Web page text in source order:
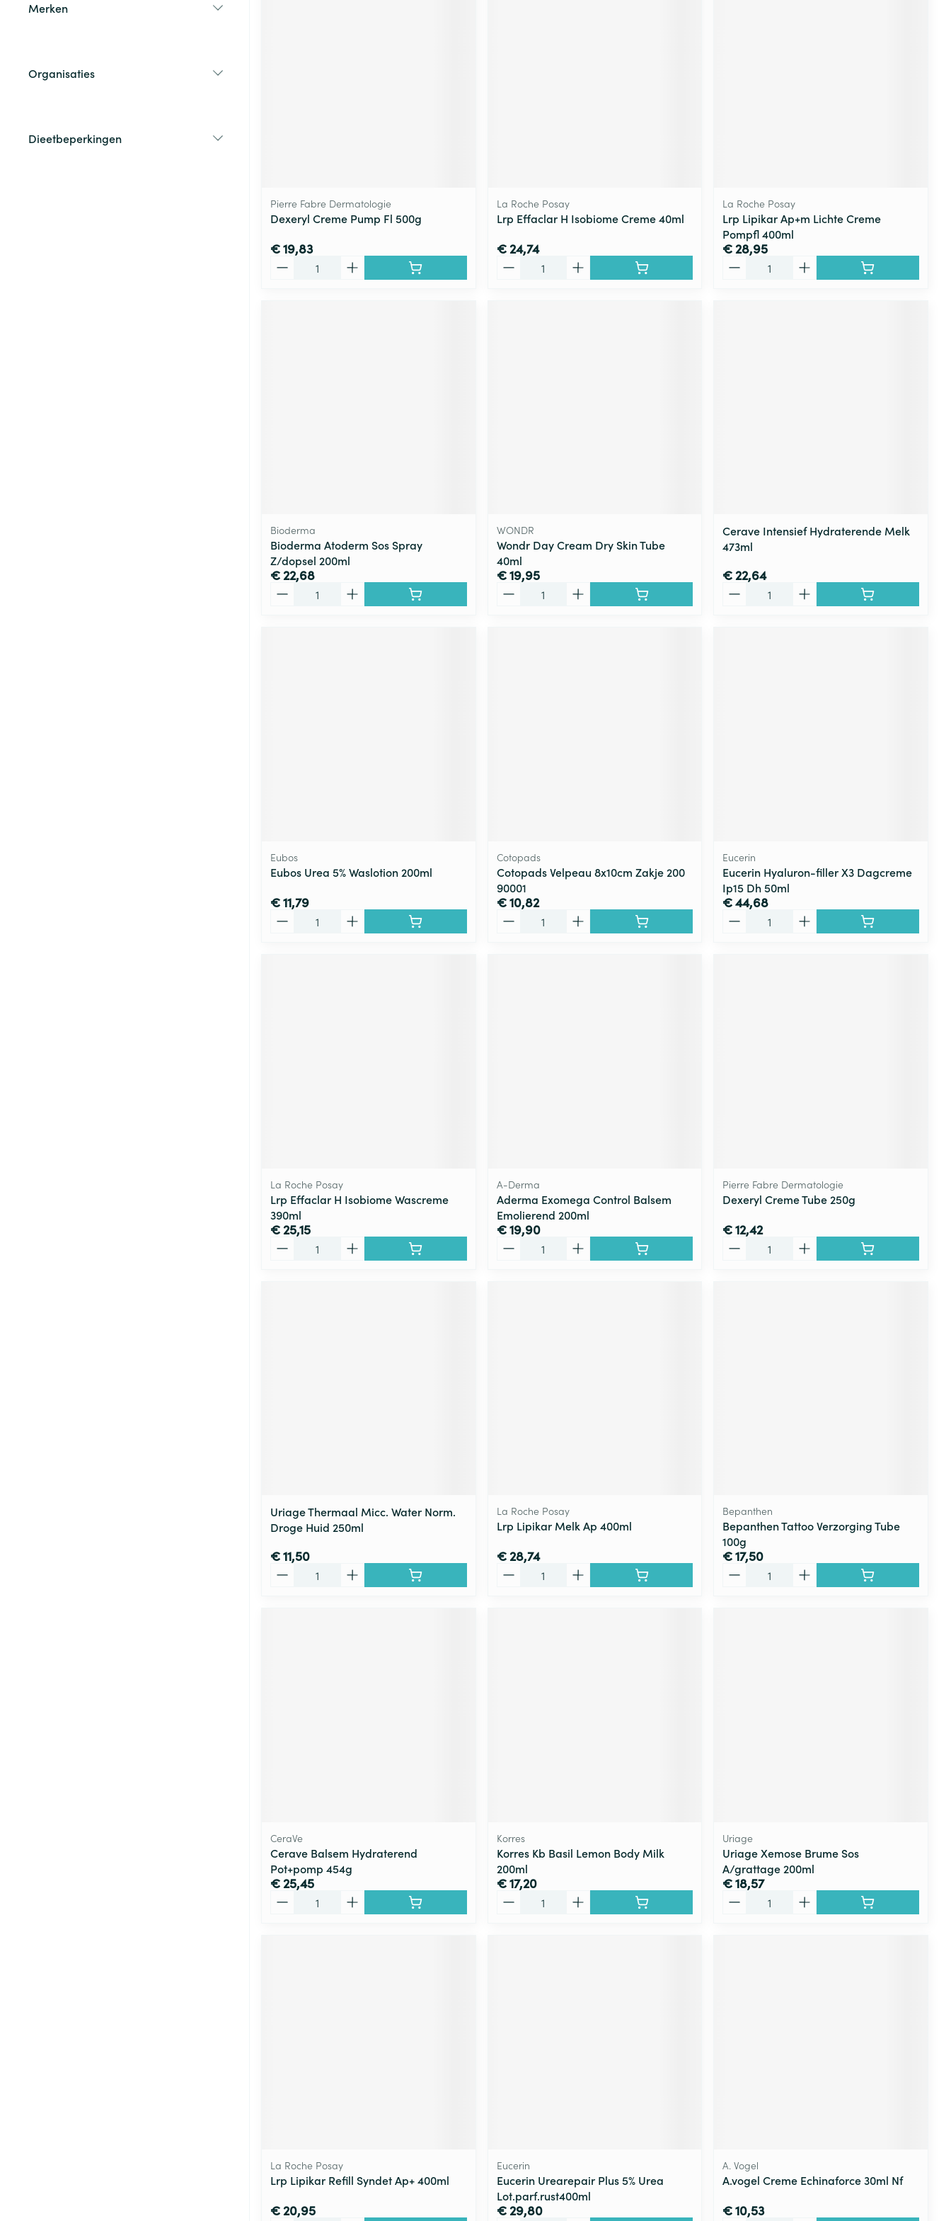
Merken
Organisaties
Dieetbeperkingen
Pierre Fabre Dermatologie
Dexeryl Creme Pump Fl 500g
€ 19,83
La Roche Posay
Lrp Effaclar H Isobiome Creme 40ml
€ 24,74
La Roche Posay
Lrp Lipikar Ap+m Lichte Creme
Pompfl 400ml
€ 28,95
Bioderma
Bioderma Atoderm Sos Spray
Z/dopsel 200ml
€ 22,68
WONDR
Wondr Day Cream Dry Skin Tube
40ml
€ 19,95
Cerave Intensief Hydraterende Melk
473ml
€ 22,64
Eubos
Eubos Urea 5% Waslotion 200ml
€ 11,79
Cotopads
Cotopads Velpeau 8x10cm Zakje 200
90001
€ 10,82
Eucerin
Eucerin Hyaluron-filler X3 Dagcreme
Ip15 Dh 50ml
€ 44,68
La Roche Posay
Lrp Effaclar H Isobiome Wascreme
390ml
€ 25,15
A-Derma
Aderma Exomega Control Balsem
Emolierend 200ml
€ 19,90
Pierre Fabre Dermatologie
Dexeryl Creme Tube 250g
€ 12,42
Uriage Thermaal Micc. Water Norm.
Droge Huid 250ml
€ 11,50
La Roche Posay
Lrp Lipikar Melk Ap 400ml
€ 28,74
Bepanthen
Bepanthen Tattoo Verzorging Tube
100g
€ 17,50
CeraVe
Cerave Balsem Hydraterend
Pot+pomp 454g
€ 25,45
Korres
Korres Kb Basil Lemon Body Milk
200ml
€ 17,20
Uriage
Uriage Xemose Brume Sos
A/grattage 200ml
€ 18,57
La Roche Posay
Lrp Lipikar Refill Syndet Ap+ 400ml
€ 20,95
Eucerin
Eucerin Urearepair Plus 5% Urea
Lot.parf.rust400ml
€ 29,80
A. Vogel
A.vogel Creme Echinaforce 30ml Nf
€ 10,53